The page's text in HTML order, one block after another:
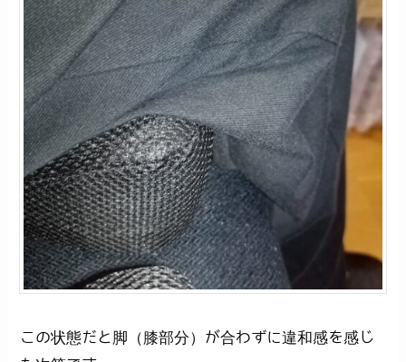
この状態だと脚（膝部分）が合わずに違和感を感じ